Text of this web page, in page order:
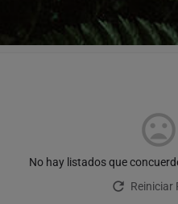
No hay listados que
Reiniciar